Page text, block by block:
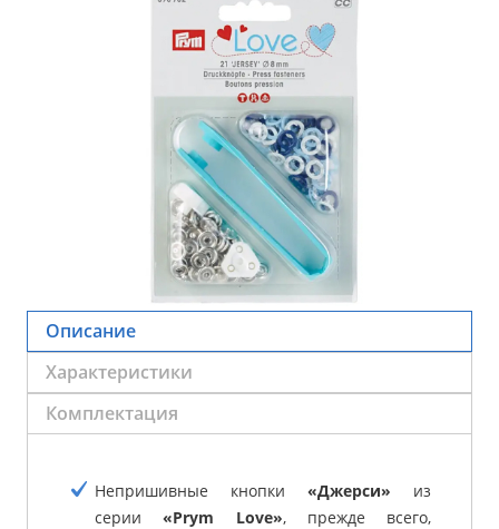
Описание
Характеристики
Комплектация
Непришивные кнопки «Джерси» из
серии«Prym Love», прежде всего,